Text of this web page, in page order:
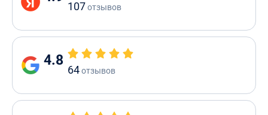
107отзывов
4.8
64отзывов